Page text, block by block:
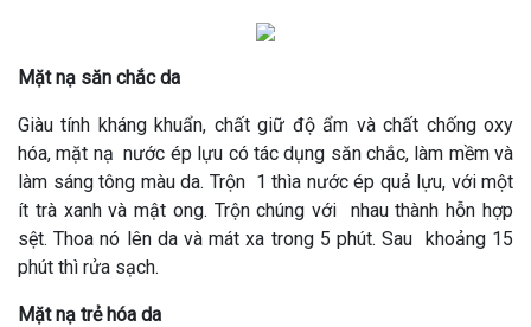
Mặt nạ săn chắc da
Giàu tính kháng khuẩn, chất giữ độ ẩm và chất chống oxy
hóa, mặt nạ nước ép lựu có tác dụng săn chắc, làm mềm và
làm sáng tông màu da. Trộn 1 thìa nước ép quả lựu, với một
ít trà xanh và mật ong. Trộn chúng với nhau thành hỗn hợp
sệt. Thoa nó lên da và mát xa trong 5 phút. Sau khoảng 15
phút thì rửa sạch.
Mặt nạ trẻ hóa da